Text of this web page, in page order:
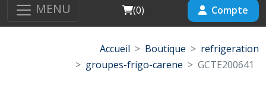
MENU Cart
(0) Compte
Accueil Boutique
refrigeration
groupes-frigo-carene
GCTE200641